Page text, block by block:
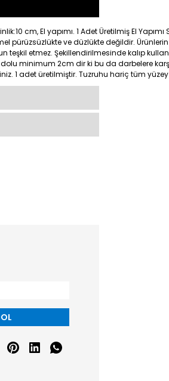
cm, El yapımı. 1 Adet Üretilmiş El
pürüzsüzlükte ve düzlükte değildir.
etmez. Şekillendirilmesinde kalıp
dolu minimum 2cm dir ki bu da darbelere
1 adet üretilmiştir. Tuzruhu hariç tüm